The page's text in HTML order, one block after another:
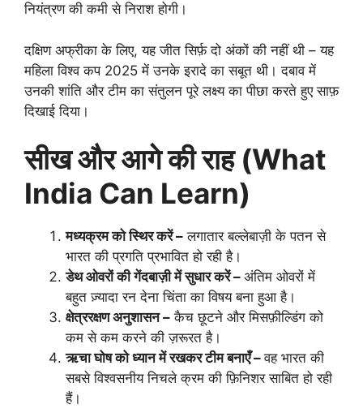
नियंत्रण की कमी से निराश होगी।
दक्षिण अफ्रीका के लिए, यह जीत सिर्फ़ दो अंकों की नहीं थी – यह
महिला विश्व कप 2025 में उनके इरादे का सबूत थी। दबाव में
उनकी शांति और टीम का संतुलन पूरे लक्ष्य का पीछा करते हुए साफ़
दिखाई दिया।
सीख और आगे की राह (What
India Can Learn)
मध्यक्रम को स्थिर करें – लगातार बल्लेबाज़ी के पतन से
भारत की प्रगति प्रभावित हो रही है।
डेथ ओवरों की गेंदबाज़ी में सुधार करें – अंतिम ओवरों में
बहुत ज़्यादा रन देना चिंता का विषय बना हुआ है।
क्षेत्ररक्षण अनुशासन – कैच छूटने और मिसफ़ील्डिंग को
कम से कम करने की ज़रूरत है।
ऋचा घोष को ध्यान में रखकर टीम बनाएँ –वह भारत की
सबसे विश्वसनीय निचले क्रम की फ़िनिशर साबित हो रही
हैं।